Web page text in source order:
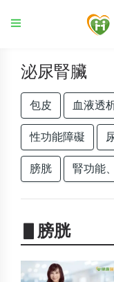
泌尿腎臟
包皮 血液透
性功能障礙
膀胱 腎功能
▋膀胱